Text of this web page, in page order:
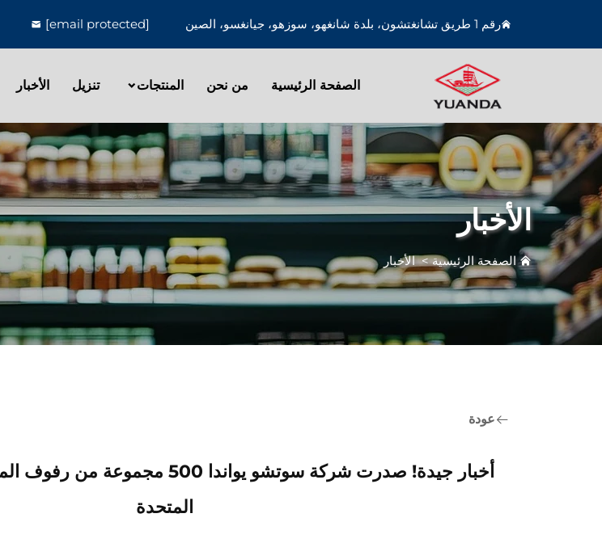
رقم 1 طريق تشانغتشون، بلدة شانغهو، سوزهو، جيانغسو، الصين [email protected]
الصفحة الرئيسية من نحن المنتجات تنزيل الأخبار
الأخبار
الصفحة الرئيسية>الأخبار
عودة
أخبار جيدة! صدرت شركة سوتشو يواندا
المتحدة